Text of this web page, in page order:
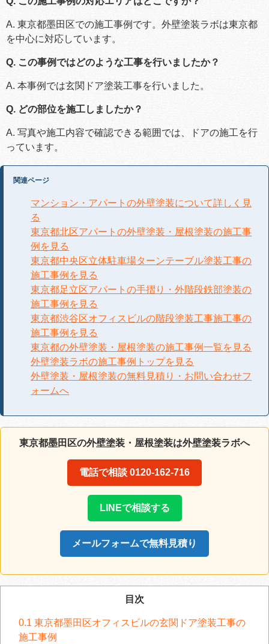
A. 東京都墨田区での施工事例です。外壁塗装ラボは東京都
を中心に対応しています。
Q. この事例ではどのような工事を行いましたか？
A. 本事例では玄関ドア塗装工事を行いました。
Q. どの部位を施工しましたか？
A. 写真や施工内容で確認できる範囲では、ドアの施工を行
っています。
関連ページ
マンション・アパートの外壁塗装について詳しく見
る
東京都北区アパートの外壁塗装・屋根塗装の施工事
例を見る
東京都中央区立体駐車場ターンテーブル塗装工事の
施工事例を見る
東京都足立区アパートの手摺り・外階段鉄部塗装の
施工事例を見る
東京都渋谷区オフィスビルの階段塗装工事施工事の
施工事例を見る
東京都の外壁塗装・屋根塗装の施工事例一覧を見る
外壁塗装ラボの施工事例トップを見る
外壁塗装・屋根塗装の無料見積り・お問い合わせフ
ォームへ
東京都墨田区の外壁塗装・屋根塗装は外壁塗装ラボへ
電話で相談 0120-162-716
LINEで相談する
メールフォームで無料見積り
目次
0.1 東京都墨田区オフィスビルの玄関ドア塗装工事の
施工事例